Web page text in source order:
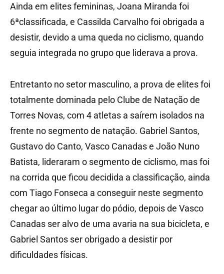
Ainda em elites femininas, Joana Miranda foi
6ªclassificada, e Cassilda Carvalho foi obrigada a
desistir, devido a uma queda no ciclismo, quando
seguia integrada no grupo que liderava a prova.
Entretanto no setor masculino, a prova de elites foi
totalmente dominada pelo Clube de Natação de
Torres Novas, com 4 atletas a saírem isolados na
frente no segmento de natação. Gabriel Santos,
Gustavo do Canto, Vasco Canadas e João Nuno
Batista, lideraram o segmento de ciclismo, mas foi
na corrida que ficou decidida a classificação, ainda
com Tiago Fonseca a conseguir neste segmento
chegar ao último lugar do pódio, depois de Vasco
Canadas ser alvo de uma avaria na sua bicicleta, e
Gabriel Santos ser obrigado a desistir por
dificuldades físicas.